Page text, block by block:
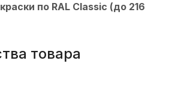
по RAL Classic (до 216
товара